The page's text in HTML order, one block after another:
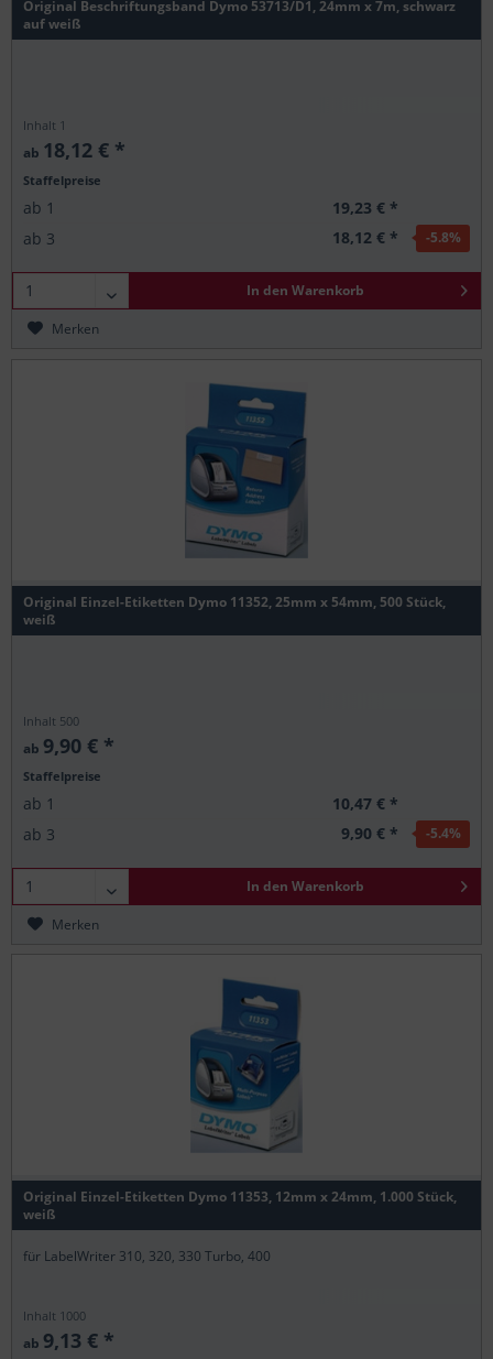
Original Beschriftungsband Dymo 53713/D1, 24mm x 7m, schwarz
auf weiß
Inhalt 1
ab 18,12 € *
Staffelpreise
ab 1
19,23 € *
ab 3 18,12 € * -5.8%
In den Warenkorb
Merken
Original Einzel-Etiketten Dymo 11352, 25mm x 54mm, 500 Stück,
weiß
Inhalt 500
ab 9,90 € *
Staffelpreise
ab 1
10,47 € *
ab 3 9,90 € * -5.4%
In den Warenkorb
Merken
Original Einzel-Etiketten Dymo 11353, 12mm x 24mm, 1.000 Stück,
weiß
für LabelWriter 310, 320, 330 Turbo, 400
Inhalt 1000
ab 9,13 € *